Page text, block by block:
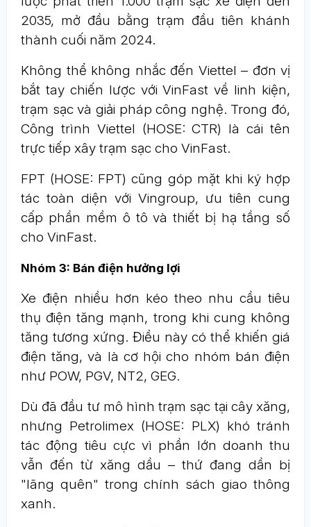
2035, mở đầu bằng trạm đầu tiên khánh
thành cuối năm 2024.
Không thể không nhắc đến Viettel – đơn vị
bắt tay chiến lược với VinFast về linh kiện,
trạm sạc và giải pháp công nghệ. Trong đó,
Công trình Viettel (HOSE: CTR) là cái tên
trực tiếp xây trạm sạc cho VinFast.
FPT (HOSE: FPT) cũng góp mặt khi ký hợp
tác toàn diện với Vingroup, ưu tiên cung
cấp phần mềm ô tô và thiết bị hạ tầng số
cho VinFast.
Nhóm 3: Bán điện hưởng lợi
Xe điện nhiều hơn kéo theo nhu cầu tiêu
thụ điện tăng mạnh, trong khi cung không
tăng tương xứng. Điều này có thể khiến giá
điện tăng, và là cơ hội cho nhóm bán điện
như POW, PGV, NT2, GEG.
Dù đã đầu tư mô hình trạm sạc tại cây xăng,
nhưng Petrolimex (HOSE: PLX) khó tránh
tác động tiêu cực vì phần lớn doanh thu
vẫn đến từ xăng dầu – thứ đang dần bị
"lãng quên" trong chính sách giao thông
xanh.